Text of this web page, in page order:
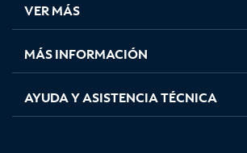
pestaña
nueva
pestaña
nueva
pestaña
nuevanueva
VER MÁS
MÁS INFORMACIÓN
AYUDA Y ASISTENCIA TÉCNICA